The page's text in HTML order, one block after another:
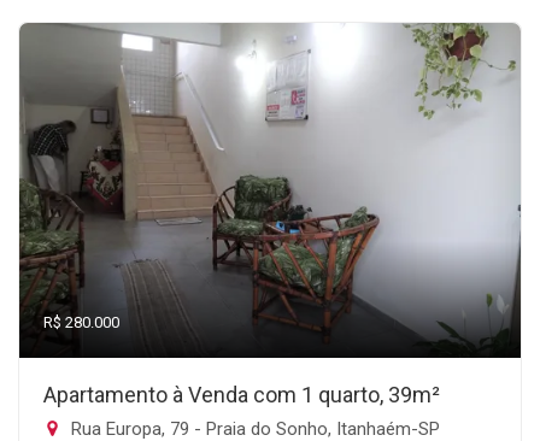
R$ 280.000
Apartamento à Venda com 1 quarto, 39m²
Rua Europa, 79 - Praia do Sonho, Itanhaém-SP